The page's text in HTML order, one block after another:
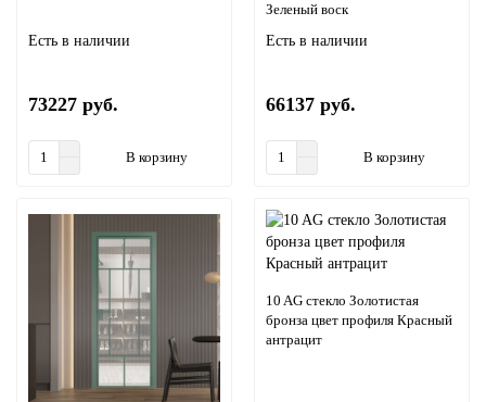
Есть в наличии
73227 руб.
В корзину
Зеленый воск
Есть в наличии
66137 руб.
В корзину
10 AG стекло Золотистая
бронза цвет профиля Красный
антрацит